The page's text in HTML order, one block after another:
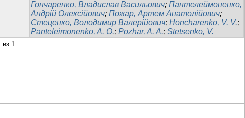
Гончаренко, Владислав Васильович; Пантелеймоненко,
Андрій Олексійович; Пожар, Артем Анатолійович;
Стеценко, Володимир Валерійович; Honcharenko, V. V.;
Panteleimonenko, A. O.; Pozhar, A. A.; Stetsenko, V.
из 1